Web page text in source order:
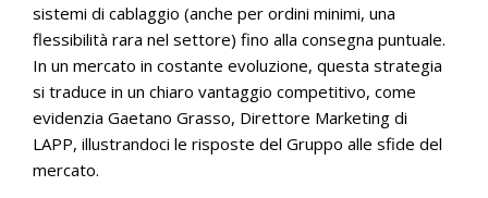
sistemi di cablaggio (anche per ordini minimi, una
flessibilità rara nel settore) fino alla consegna puntuale.
In un mercato in costante evoluzione, questa strategia
si traduce in un chiaro vantaggio competitivo, come
evidenzia Gaetano Grasso, Direttore Marketing di
LAPP, illustrandoci le risposte del Gruppo alle sfide del
mercato.